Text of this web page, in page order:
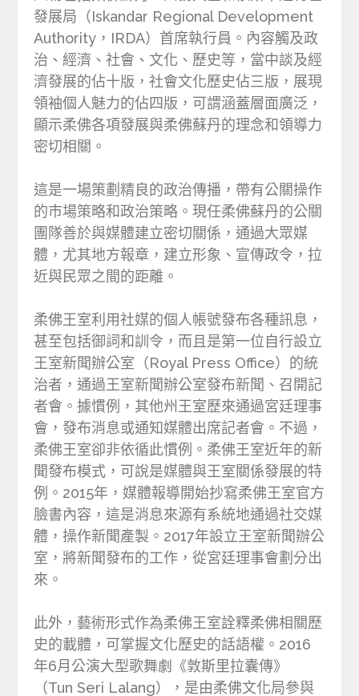
發展局（Iskandar Regional Development
Authority，IRDA）首席執行員。內容觸及政
治、經濟、社會、文化、歷史等，當中談及經
濟發展的佔十版，社會文化歷史佔三版，展現
領袖個人魅力的佔四版，可謂涵蓋層面廣泛，
顯示柔佛各項發展與柔佛蘇丹的理念和領導力
密切相關。
這是一場策劃精良的政治傳播，帶有公關操作
的市場策略和政治策略。現任柔佛蘇丹的公關
團隊善於與媒體建立密切關係，通過大眾媒
體，尤其地方報章，建立形象、宣傳政令，拉
近與民眾之間的距離。
柔佛王室利用社媒的個人帳號發布各種訊息，
甚至包括御詞和訓令，而且是第一位自行設立
王室新聞辦公室（Royal Press Office）的統
治者，通過王室新聞辦公室發布新聞、召開記
者會。據慣例，其他州王室歷來通過宮廷理事
會，發布消息或通知媒體出席記者會。不過，
柔佛王室卻非依循此慣例。柔佛王室近年的新
聞發布模式，可說是媒體與王室關係發展的特
例。2015年，媒體報導開始抄寫柔佛王室官方
臉書內容，這是消息來源有系統地通過社交媒
體，操作新聞產製。2017年設立王室新聞辦公
室，將新聞發布的工作，從宮廷理事會劃分出
來。
此外，藝術形式作為柔佛王室詮釋柔佛相關歷
史的載體，可掌握文化歷史的話語權。2016
年6月公演大型歌舞劇《敦斯里拉囊傳》
（Tun Seri Lalang），是由柔佛文化局參與